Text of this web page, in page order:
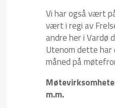
Vi har også vært
vært i regi av
andre her i Vardø
Utenom dette
måned på
m.m.